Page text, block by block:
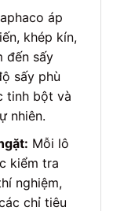
áp
khép kín,
đến sấy
sấy phù
tinh bột và
nhiên.
Mỗi lô
kiểm tra
nghiệm,
chỉ tiêu